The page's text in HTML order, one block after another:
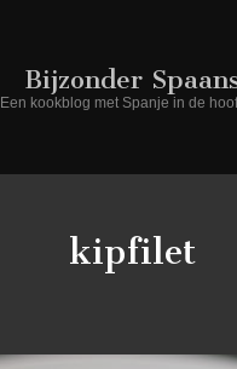
Bijzonder
Een kookblog met Spanje in de
kipfilet